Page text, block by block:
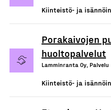
Kiinteistö- ja
Porakaivojen
huoltopalvelut
Lamminranta Oy, Palvelu
Kiinteistö- ja